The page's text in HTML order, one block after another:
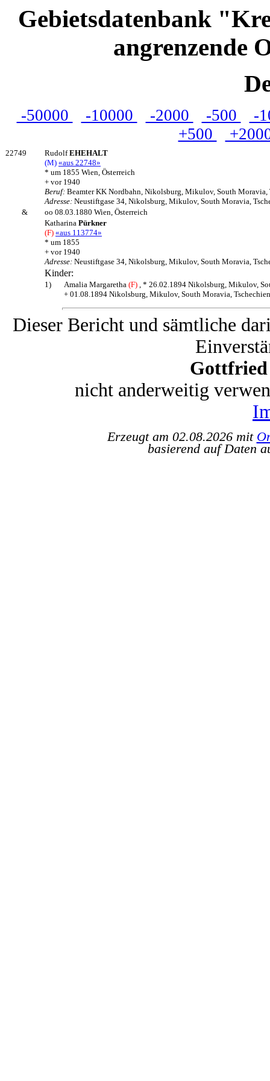
Gebietsdatenbank
angrenzende
-50000 -10000 -2000 -500
-
+500
22749 RudolfEHEHALT
(M) «aus 22748»
* um 1855 Wien, Österreich
+ vor 1940
Beruf: Beamter KK Nordbahn, Nikolsburg, Mikulov, South Moravia,
Adresse: Neustiftgase 34, Nikolsburg, Mikulov, South Moravia,
&
oo 08.03.1880 Wien, Österreich
Katharina Pürkner
(F) «aus 113774»
* um 1855
+ vor 1940
Adresse: Neustiftgase 34, Nikolsburg, Mikulov, South Moravia,
Kinder:
1) Amalia Margaretha (F) , * 26.02.1894 Nikolsburg, Mikulov,
+ 01.08.1894 Nikolsburg, Mikulov, South Moravia,
Dieser Bericht und sämtliche
Gottfried
nicht anderweitig
Erzeugt am 02.08.2026 mit
basierend auf Daten